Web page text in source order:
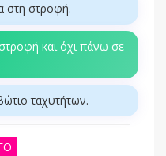
στη στροφή.
και όχι πάνω σε
ταχυτήτων.